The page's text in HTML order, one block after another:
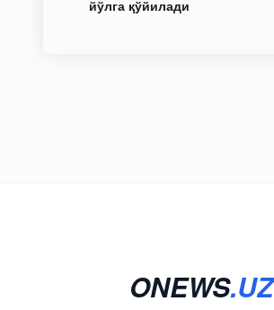
йўлга қўйилади
ONEWS.UZ